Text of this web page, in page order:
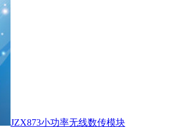
JZX873小功率无线数传模块